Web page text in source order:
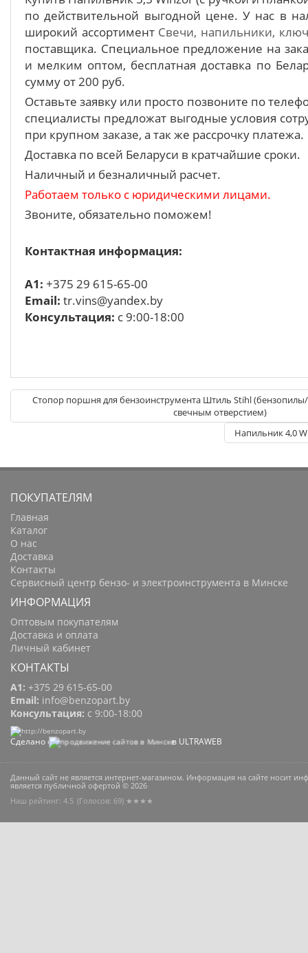
по действительной выгодной цене. У нас в
широкий ассортимент Свечи, напильники,
поставщика. Специальное предложение на
и мелким оптом, бесплатная доставка по
сумму от 200 руб.
Оставьте заявку или просто позвоните по
специалисты предложат выгодные условия
при крупном заказе, а так же рассрочку платежа.
Доставка по всей Беларуси в кратчайшие сроки.
Наличный и безналичный расчет.
Работаем только с юридическими лицами.
Звоните, обязательно поможем!
Контактная информация:
A1: +375 29 615-65-00
Email: tr.vins@yandex.by
Консультация: с 9:00-18:00
Стопор поршня для бензоинструмента Штиль Stihl
свечным отверстием)
Напильник 4,0
ПОКУПАТЕЛЯМ
Главная
Каталог
О нас
Доставка
Контакты
Сервисный центр бензо- и электроинструмента в Минске
ИНФОРМАЦИЯ
Оптовым покупателям
Доставка и оплата
Личный кабинет
КОНТАКТЫ
A1: +375 29 615-65-00
Email: info@benzopart.by
Консультация: с 9:00-18:00
Сделано с в ULTRAWEB
Данный сайт не является интернет-магазином. Информация на сайте носит
является публичной офертой © 2026
Наш рейтинг: 4.5 (Голосов: 69) ★★★★